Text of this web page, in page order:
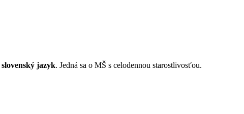
slovenský jazyk. Jedná sa o MŠ s celodennou starostlivosťou.